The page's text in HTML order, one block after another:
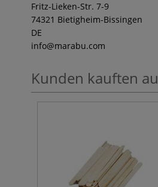
Fritz-Lieken-Str. 7-9
74321 Bietigheim-Bissingen
DE
info@marabu.com
Kunden kauften